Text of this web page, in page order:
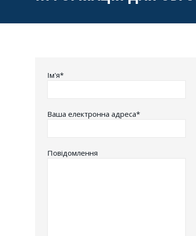
Iм'я*
Ваша електронна адреса*
Повідомлення